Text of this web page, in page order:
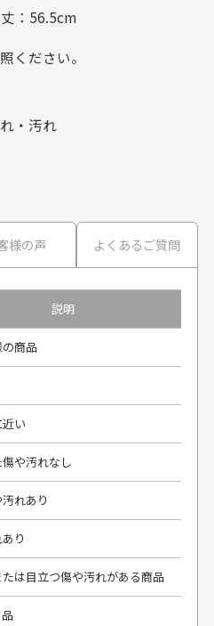
：56.5cm
ください。
・汚れ
様の声 よくあるご質問
説明
商品
い
や汚れなし
れあり
り
は目立つ傷や汚れがある商品